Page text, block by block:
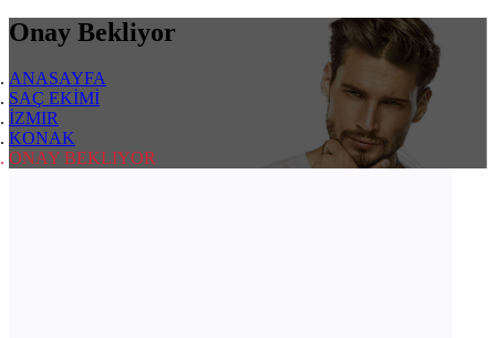
Onay Bekliyor
ANASAYFA
SAÇ EKİMİ
İZMIR
KONAK
ONAY BEKLIYOR